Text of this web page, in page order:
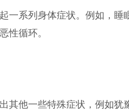
一系列身体症状。例如，
性循环。
其他一些特殊症状，例如